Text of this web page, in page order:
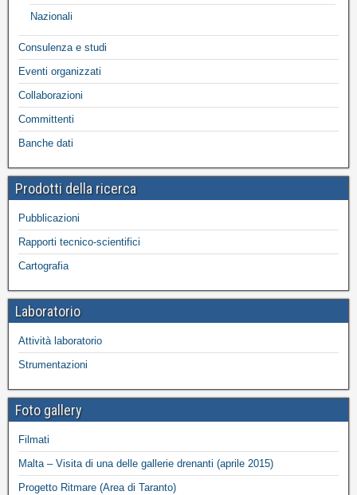
Nazionali
Consulenza e studi
Eventi organizzati
Collaborazioni
Committenti
Banche dati
Prodotti della ricerca
Pubblicazioni
Rapporti tecnico-scientifici
Cartografia
Laboratorio
Attività laboratorio
Strumentazioni
Foto gallery
Filmati
Malta – Visita di una delle gallerie drenanti (aprile 2015)
Progetto Ritmare (Area di Taranto)